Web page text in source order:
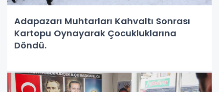
Adapazarı Muhtarları Kahvaltı Sonrası
Kartopu Oynayarak Çocukluklarına
Döndü.